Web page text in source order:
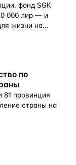
фонд SGK
000 лир — и
жизни на
по
81 провинция
страны на